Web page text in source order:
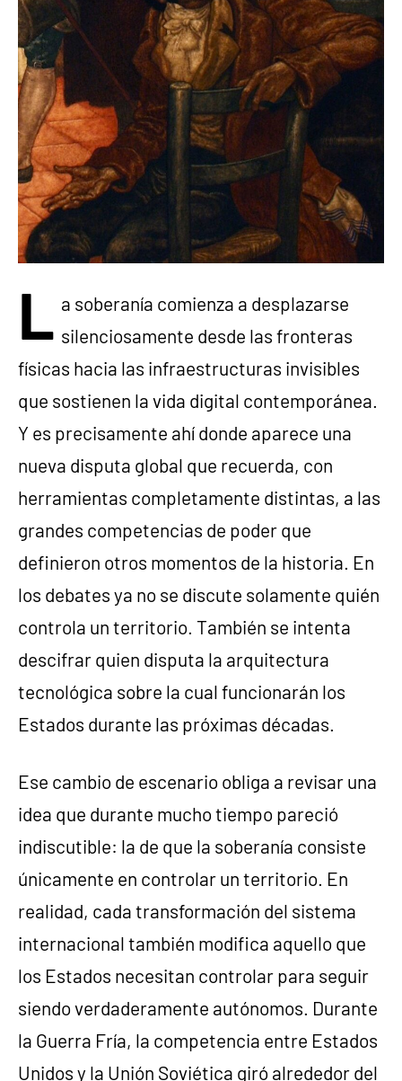
L a soberanía comienza a desplazarse
silenciosamente desde las fronteras
físicas hacia las infraestructuras invisibles
que sostienen la vida digital contemporánea.
Y es precisamente ahí donde aparece una
nueva disputa global que recuerda, con
herramientas completamente distintas, a las
grandes competencias de poder que
definieron otros momentos de la historia. En
los debates ya no se discute solamente quién
controla un territorio. También se intenta
descifrar quien disputa la arquitectura
tecnológica sobre la cual funcionarán los
Estados durante las próximas décadas.
Ese cambio de escenario obliga a revisar una
idea que durante mucho tiempo pareció
indiscutible: la de que la soberanía consiste
únicamente en controlar un territorio. En
realidad, cada transformación del sistema
internacional también modifica aquello que
los Estados necesitan controlar para seguir
siendo verdaderamente autónomos. Durante
la Guerra Fría, la competencia entre Estados
Unidos y la Unión Soviética giró alrededor del